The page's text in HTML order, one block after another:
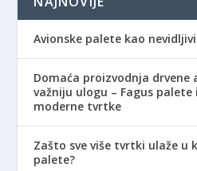
Avionske palete kao
Domaća proizvodnja drvene
važniju ulogu – Fagus
moderne tvrtke
Zašto sve više tvrtki ulaže u
palete?